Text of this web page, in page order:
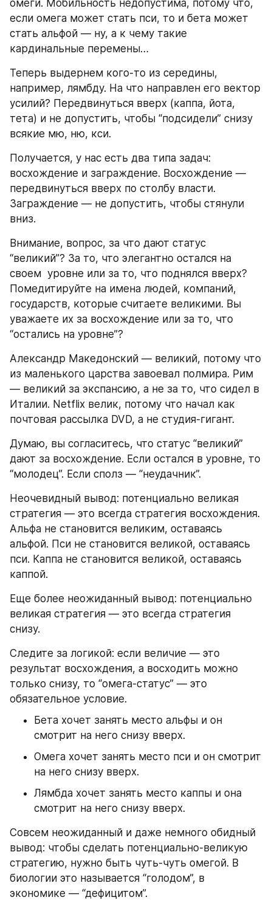
омеги. Мобильность недопустима, потому что,
если омега может стать пси, то и бета может
стать альфой — ну, а к чему такие
кардинальные перемены…
Теперь выдернем кого-то из середины,
например, лямбду. На что направлен его вектор
усилий? Передвинуться вверх (каппа, йота,
тета) и не допустить, чтобы “подсидели” снизу
всякие мю, ню, кси.
Получается, у нас есть два типа задач:
восхождение и заграждение. Восхождение —
передвинуться вверх по столбу власти.
Заграждение — не допустить, чтобы стянули
вниз.
Внимание, вопрос, за что дают статус
“великий”? За то, что элегантно остался на
своем  уровне или за то, что поднялся вверх?
Помедитируйте на имена людей, компаний,
государств, которые считаете великими. Вы
уважаете их за восхождение или за то, что
“остались на уровне”?
Александр Македонский — великий, потому что
из маленького царства завоевал полмира. Рим
— великий за экспансию, а не за то, что сидел в
Италии. Netflix велик, потому что начал как
почтовая рассылка DVD, а не студия-гигант.
Думаю, вы согласитесь, что статус “великий”
дают за восхождение. Если остался в уровне, то
“молодец”. Если сполз — “неудачник”.
Неочевидный вывод: потенциально великая
стратегия — это всегда стратегия восхождения.
Альфа не становится великим, оставаясь
альфой. Пси не становится великой, оставаясь
пси. Каппа не становится великой, оставаясь
каппой.
Еще более неожиданный вывод: потенциально
великая стратегия — это всегда стратегия
снизу.
Следите за логикой: если величие — это
результат восхождения, а восходить можно
только снизу, то “омега-статус” — это
обязательное условие.
Бета хочет занять место альфы и он
смотрит на него снизу вверх.
Омега хочет занять место пси и он смотрит
на него снизу вверх.
Лямбда хочет занять место каппы и она
смотрит на него снизу вверх.
Совсем неожиданный и даже немного обидный
вывод: чтобы сделать потенциально-великую
стратегию, нужно быть чуть-чуть омегой. В
биологии это называется “голодом”, в
экономике — “дефицитом”.